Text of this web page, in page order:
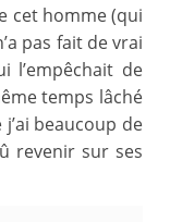
cet homme (qui
pas fait de vrai
l’empêchait de
temps lâché
beaucoup de
revenir sur ses